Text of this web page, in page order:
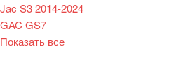
Jac S3 2014-2024
GAC GS7
Показать все